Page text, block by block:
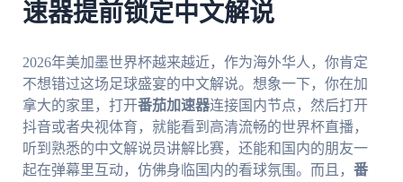
速器提前锁定中文解说
2026年美加墨世界杯越来越近，作为海外华人，你肯定
不想错过这场足球盛宴的中文解说。想象一下，你在加
拿大的家里，打开番茄加速器连接国内节点，然后打开
抖音或者央视体育，就能看到高清流畅的世界杯直播，
听到熟悉的中文解说员讲解比赛，还能和国内的朋友一
起在弹幕里互动，仿佛身临国内的看球氛围。而且， 番